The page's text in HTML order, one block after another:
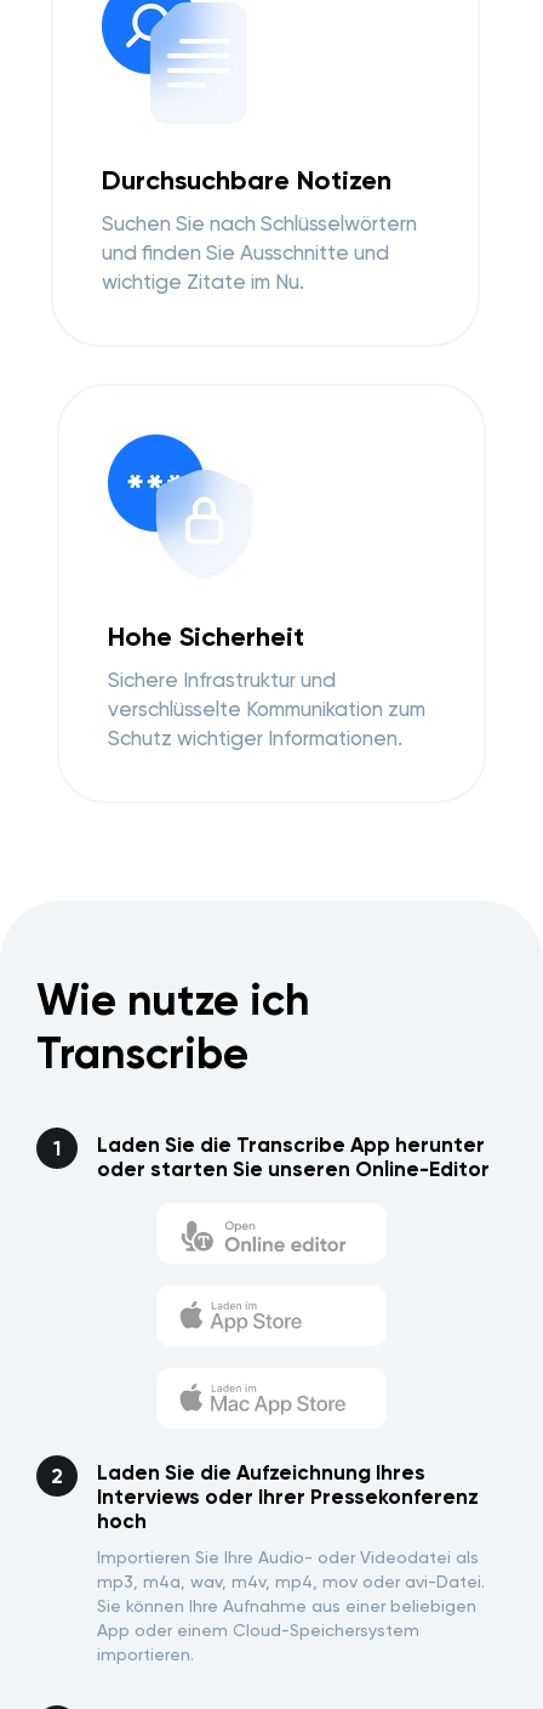
Durchsuchbare Notizen
Suchen Sie nach Schlüsselwörtern
und finden Sie Ausschnitte und
wichtige Zitate im Nu.
Hohe Sicherheit
Sichere Infrastruktur und
verschlüsselte Kommunikation zum
Schutz wichtiger Informationen.
Wie nutze ich
Transcribe
Laden Sie die Transcribe App herunter
oder starten Sie unseren Online-Editor
Laden Sie die Aufzeichnung Ihres
Interviews oder Ihrer Pressekonferenz
hoch
Importieren Sie Ihre Audio- oder Videodatei als
mp3, m4a, wav, m4v, mp4, mov oder avi-Datei.
Sie können Ihre Aufnahme aus einer beliebigen
App oder einem Cloud-Speichersystem
importieren.